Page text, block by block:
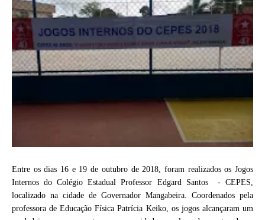
Entre os dias 16 e 19 de outubro de 2018, foram realizados os Jogos
Internos do Colégio Estadual Professor Edgard Santos - CEPES,
localizado na cidade de Governador Mangabeira. Coordenados pela
professora de Educação Física Patrícia Keiko, os jogos alcançaram um